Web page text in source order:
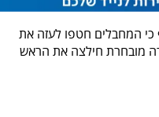
המחבלים חטפו לעזה את
מובחרת חילצה את הראש